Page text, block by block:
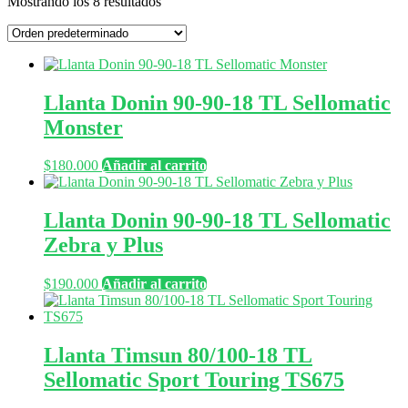
Llanta Donin 90-90-18 TL Sellomatic
Monster
$180.000 Añadir al carrito
Llanta Donin 90-90-18 TL Sellomatic
Zebra y Plus
$190.000 Añadir al carrito
Llanta Timsun 80/100-18 TL
Sellomatic Sport Touring TS675